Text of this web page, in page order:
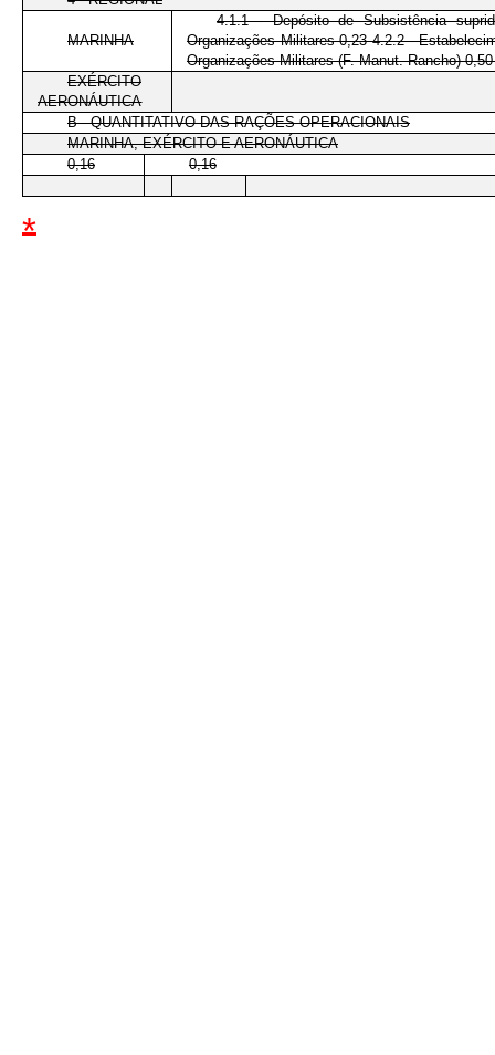
MARINHA
4.1.1 - Depósito de Subsistência
Organizações Militares 0,23 4.2.2 -
Organizações Militares (F. Manut. Rancho)
EXÉRCITO
AERONÁUTICA
B - QUANTITATIVO DAS RAÇÕES OPERACIONAIS
MARINHA, EXÉRCITO E AERONÁUTICA
0,16
0,16
*